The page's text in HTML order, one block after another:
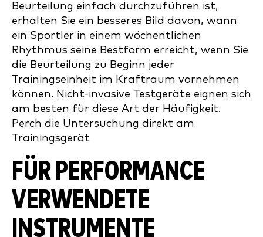
Beurteilung einfach durchzuführen ist,
erhalten Sie ein besseres Bild davon, wann
ein Sportler in einem wöchentlichen
Rhythmus seine Bestform erreicht, wenn Sie
die Beurteilung zu Beginn jeder
Trainingseinheit im Kraftraum vornehmen
können. Nicht-invasive Testgeräte eignen sich
am besten für diese Art der Häufigkeit.
Perch die Untersuchung direkt am
Trainingsgerät
FÜR PERFORMANCE
VERWENDETE
INSTRUMENTE